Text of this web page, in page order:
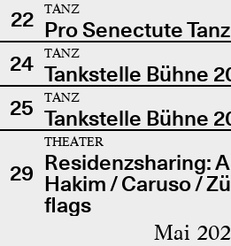
22
TANZ
Pro Senectute
24
TANZ
Tankstelle Bühne
25
TANZ
Tankstelle Bühne
29
THEATER
Residenzsharing:
Hakim / Caruso /
flags
Mai